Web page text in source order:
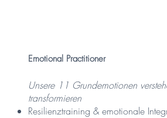
Unsere 11 Grundemotionen
transformieren
Resilienztraining & emotionale
Emotional Practitioner​